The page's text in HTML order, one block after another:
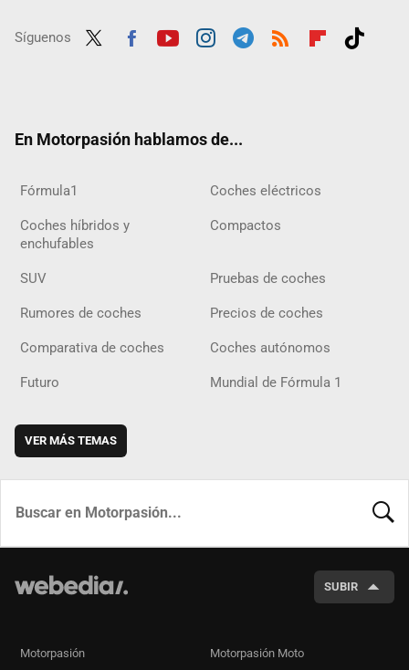
Síguenos
En Motorpasión hablamos de...
Fórmula1 Coches eléctricos
Coches híbridos y
enchufables
Compactos
SUV Pruebas de coches
Rumores de coches Precios de coches
Comparativa de coches Coches autónomos
Futuro Mundial de Fórmula 1
VER MÁS TEMAS
SUBIR
Motorpasión Motorpasión Moto